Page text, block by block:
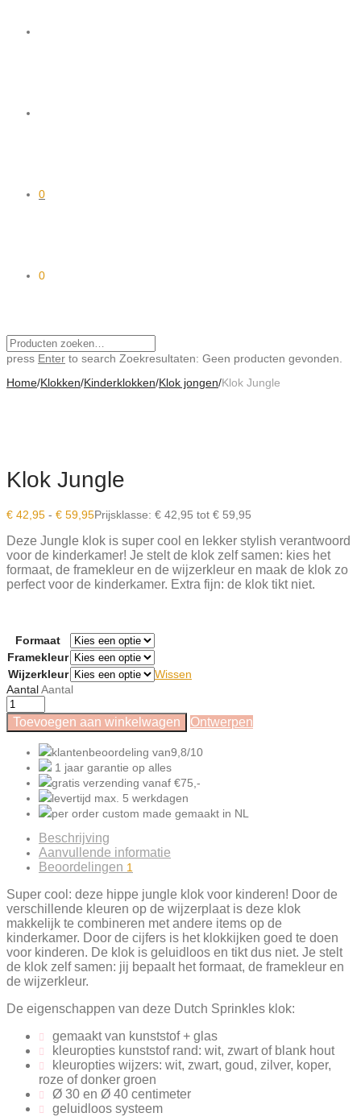
0
0
press Enter to search Zoekresultaten: Geen producten gevonden.
Home/Klokken/Kinderklokken/Klok jongen/Klok Jungle
Klok Jungle
€ 42,95 - € 59,95Prijsklasse: € 42,95 tot € 59,95
Deze Jungle klok is super cool en lekker stylish verantwoord
voor de kinderkamer! Je stelt de klok zelf samen: kies het
formaat, de framekleur en de wijzerkleur en maak de klok zo
perfect voor de kinderkamer. Extra fijn: de klok tikt niet.
Formaat
Framekleur
Wijzerkleur
Wissen
AantalAantal
Toevoegen aan winkelwagen Ontwerpen
klantenbeoordeling van9,8/10
1 jaar garantie op alles
gratis verzending vanaf €75,-
levertijd max. 5 werkdagen
per order custom made gemaakt in NL
Beschrijving
Aanvullende informatie
Beoordelingen 1
Super cool: deze hippe jungle klok voor kinderen! Door de
verschillende kleuren op de wijzerplaat is deze klok
makkelijk te combineren met andere items op de
kinderkamer. Door de cijfers is het klokkijken goed te doen
voor kinderen. De klok is geluidloos en tikt dus niet. Je stelt
de klok zelf samen: jij bepaalt het formaat, de framekleur en
de wijzerkleur.
De eigenschappen van deze Dutch Sprinkles klok:
gemaakt van kunststof + glas
kleuropties kunststof rand: wit, zwart of blank hout
kleuropties wijzers: wit, zwart, goud, zilver, koper,
roze of donker groen
Ø 30 en Ø 40 centimeter
geluidloos systeem